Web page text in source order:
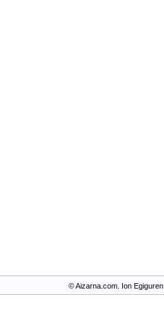
© Aizarna.com. Ion Egiguren